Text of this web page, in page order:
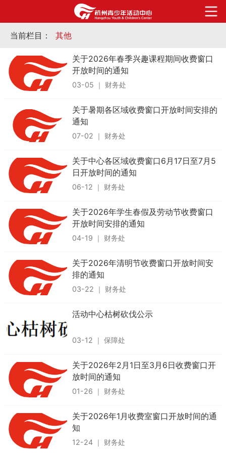
当前栏目： 其他
关于2026年春季兴趣课程期间收费窗口
开放时间的通知
03-05 ｜ 财务处
关于暑期各区域收费窗口开放时间安排的
通知
07-02 ｜ 财务处
关于中心各区域收费窗口6月17日至7月5
日开放时间的通知
06-12 ｜ 财务处
关于2026年学生春假及劳动节收费窗口
开放时间安排的通知
04-19 ｜ 财务处
关于2026年清明节收费窗口开放时间安
排的通知
03-22 ｜ 财务处
活动中心枯树砍伐公示
03-12 ｜ 保障处
关于2026年2月1日至3月6日收费窗口开
放时间的通知
01-26 ｜ 财务处
关于2026年1月收费室窗口开放时间的通
知
12-24 ｜ 财务处